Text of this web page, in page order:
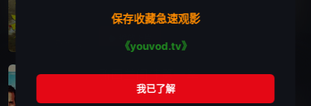
足队员们开局直接拿了地狱难度剧本？！对手
一环套一环…...她们能否靠功夫在绿茵
播放正片
新西兰间谍第一季
英国 喜剧
保存收藏急速观影
《youvod.tv》